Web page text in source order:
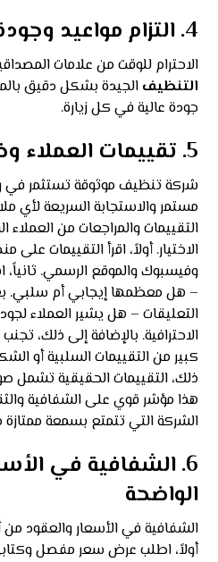
4. التزام مواعيد وجودة العمل
الاحترام للوقت من علامات
التنظيف الجيدة بشكل دقيق
جودة عالية في كل زيارة.
5. تقييمات العملاء وخدمة ما بعد البيع
شركة تنظيف موثوقة تستثمر في
مستمر والاستجابة السريعة لأي
التقييمات والمراجعات من
الاختيار. أولاً، اقرأ التقييمات
وفيسبوك والموقع الرسمي.
– هل معظمها إيجابي أم سلبي.
التعليقات – هل يشير العملاء
الاحترافية. بالإضافة إلى ذلك،
كبير من التقييمات السلبية أو
ذلك، التقييمات الحقيقية تشمل
هذا مؤشر قوي على الشفافية
الشركة التي تتمتع بسمعة
6. الشفافية في
الواضحة
الشفافية في الأسعار والعقود من
أولاً، اطلب عرض سعر مفصل